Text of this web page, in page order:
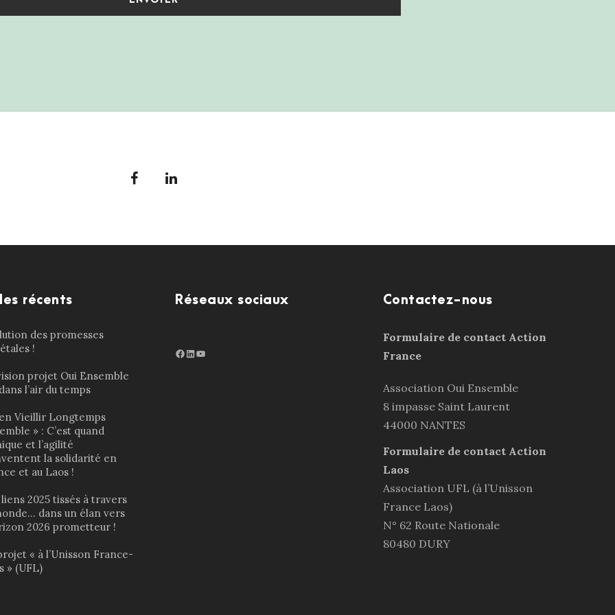
récents
des promesses
!
projet Oui Ensemble
l’air du temps
Vieillir Longtemps
» : C’est quand
et l’agilité
la solidarité en
et au Laos !
2025 tissés à travers
dans un élan vers
2026 prometteur !
« à l’Unisson France-
» (UFL)
Réseaux sociaux
Facebook LinkedIn http://www.youtube.com/@ouiensemble3932
Contactez-nous
Formulaire de contact Action
France
Association Oui Ensemble
8 impasse Saint Laurent
44000 NANTES
Formulaire de contact Action
Laos
Association UFL (à l’Unisson
France Laos)
N° 62 Route Nationale
80480 DURY